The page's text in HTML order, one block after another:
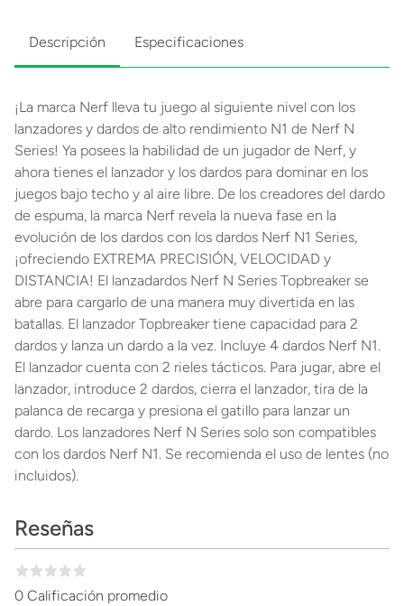
Descripción Especificaciones
¡La marca Nerf lleva tu juego al siguiente nivel con los
lanzadores y dardos de alto rendimiento N1 de Nerf N
Series! Ya posees la habilidad de un jugador de Nerf, y
ahora tienes el lanzador y los dardos para dominar en los
juegos bajo techo y al aire libre. De los creadores del dardo
de espuma, la marca Nerf revela la nueva fase en la
evolución de los dardos con los dardos Nerf N1 Series,
¡ofreciendo EXTREMA PRECISIÓN, VELOCIDAD y
DISTANCIA! El lanzadardos Nerf N Series Topbreaker se
abre para cargarlo de una manera muy divertida en las
batallas. El lanzador Topbreaker tiene capacidad para 2
dardos y lanza un dardo a la vez. Incluye 4 dardos Nerf N1.
El lanzador cuenta con 2 rieles tácticos. Para jugar, abre el
lanzador, introduce 2 dardos, cierra el lanzador, tira de la
palanca de recarga y presiona el gatillo para lanzar un
dardo. Los lanzadores Nerf N Series solo son compatibles
con los dardos Nerf N1. Se recomienda el uso de lentes (no
incluidos).
Reseñas
0 Calificación promedio